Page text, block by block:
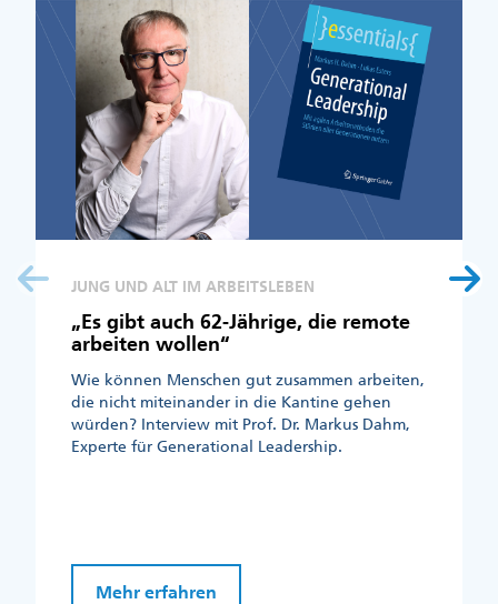
JUNG UND ALT IM ARBEITSLEBEN
„Es gibt auch 62-Jährige, die remote
arbeiten wollen“
Wie können Menschen gut zusammen arbeiten,
die nicht miteinander in die Kantine gehen
würden? Interview mit Prof. Dr. Markus Dahm,
Experte für Generational Leadership.
Mehr erfahren